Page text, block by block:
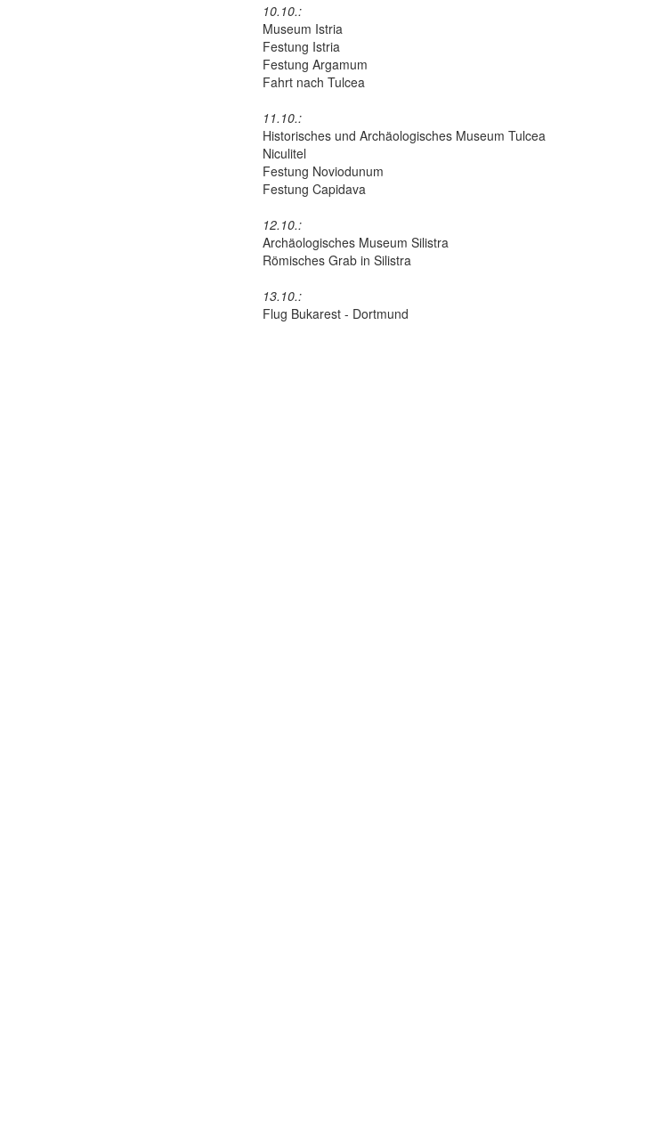
10.10.:
Museum Istria
Festung Istria
Festung Argamum
Fahrt nach Tulcea
11.10.:
Historisches und Archäologisches Museum Tulcea
Niculitel
Festung Noviodunum
Festung Capidava
12.10.:
Archäologisches Museum Silistra
Römisches Grab in Silistra
13.10.:
Flug Bukarest - Dortmund